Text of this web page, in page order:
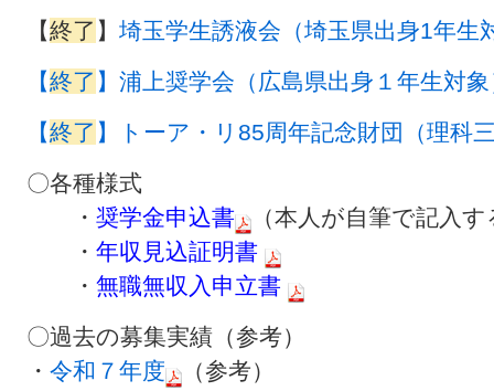
【終了 】 埼玉学生誘液会（埼玉県出身1年生
【終了 】浦上奨学会（広島県出身１年生対
【終了 】トーア・リ85周年記念財団（理科
〇各種様式
・ 奨学金申込書
（本人が自筆で記入
・ 年収見込証明書
・ 無職無収入申立書
〇過去の募集実績（参考）
・ 令和７年度
（参考）